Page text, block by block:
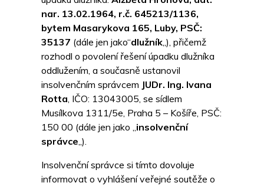
nar. 13.02.1964, r.č. 645213/1136,
bytem Masarykova 165, Luby, PSČ:
35137 (dále jen jako“dlužník„), přičemž
rozhodl o povolení řešení úpadku dlužníka
oddlužením, a současně ustanovil
insolvenčním správcem JUDr. Ing. Ivana
Rotta, IČO: 13043005, se sídlem
Musílkova 1311/5e, Praha 5 – Košíře, PSČ:
150 00 (dále jen jako „insolvenční
správce„).
Insolvenční správce si tímto dovoluje
informovat o vyhlášení veřejné soutěže o